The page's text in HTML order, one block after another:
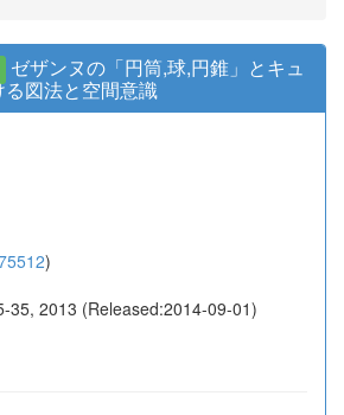
ゼザンヌの「円筒,球,円錐」とキュ
図法と空間意識
)
35, 2013 (Released:2014-09-01)